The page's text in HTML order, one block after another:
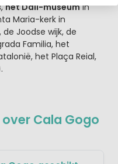
het Dali-museumin
Maria-kerk in
Joodse wijk, de
Familia, het
het Plaça Reial,
Cala Gogo